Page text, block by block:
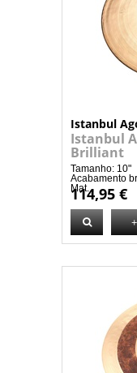
Istanbul
Istanbul
Brilliant
Tamanho: 10"
Acabamento
Mat...
114,95 €
+